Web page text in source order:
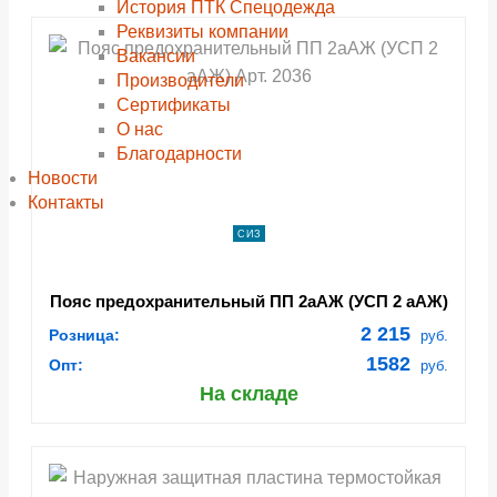
История ПТК Спецодежда
Реквизиты компании
Вакансии
Производители
Сертификаты
О нас
Благодарности
Новости
Контакты
СИЗ
Пояс предохранительный ПП 2аАЖ (УСП 2 аАЖ)
Розница: 2 215 руб.
Опт: 1582 руб.
На складе